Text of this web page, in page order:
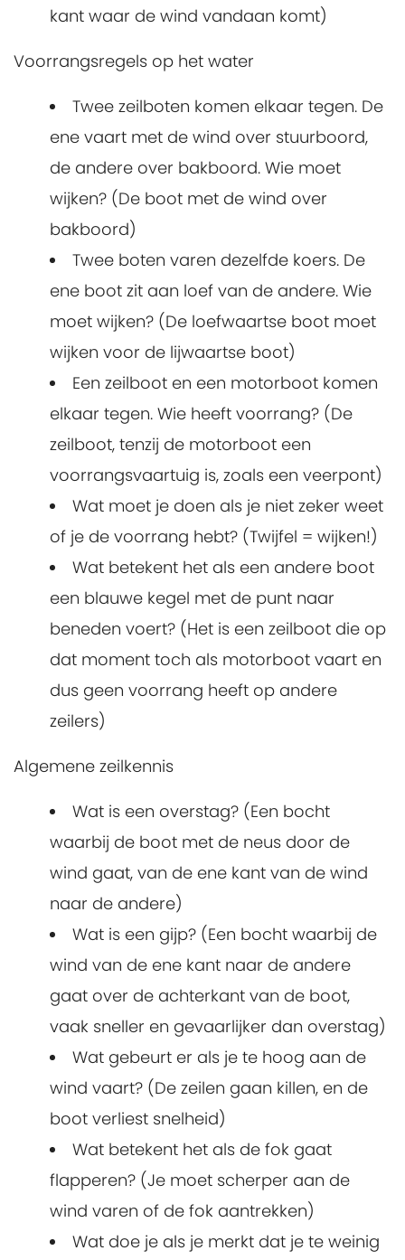
kant waar de wind vandaan komt)
Voorrangsregels op het water
Twee zeilboten komen elkaar tegen. De
ene vaart met de wind over stuurboord,
de andere over bakboord. Wie moet
wijken? (De boot met de wind over
bakboord)
Twee boten varen dezelfde koers. De
ene boot zit aan loef van de andere. Wie
moet wijken? (De loefwaartse boot moet
wijken voor de lijwaartse boot)
Een zeilboot en een motorboot komen
elkaar tegen. Wie heeft voorrang? (De
zeilboot, tenzij de motorboot een
voorrangsvaartuig is, zoals een veerpont)
Wat moet je doen als je niet zeker weet
of je de voorrang hebt? (Twijfel = wijken!)
Wat betekent het als een andere boot
een blauwe kegel met de punt naar
beneden voert? (Het is een zeilboot die op
dat moment toch als motorboot vaart en
dus geen voorrang heeft op andere
zeilers)
Algemene zeilkennis
Wat is een overstag? (Een bocht
waarbij de boot met de neus door de
wind gaat, van de ene kant van de wind
naar de andere)
Wat is een gijp? (Een bocht waarbij de
wind van de ene kant naar de andere
gaat over de achterkant van de boot,
vaak sneller en gevaarlijker dan overstag)
Wat gebeurt er als je te hoog aan de
wind vaart? (De zeilen gaan killen, en de
boot verliest snelheid)
Wat betekent het als de fok gaat
flapperen? (Je moet scherper aan de
wind varen of de fok aantrekken)
Wat doe je als je merkt dat je te weinig